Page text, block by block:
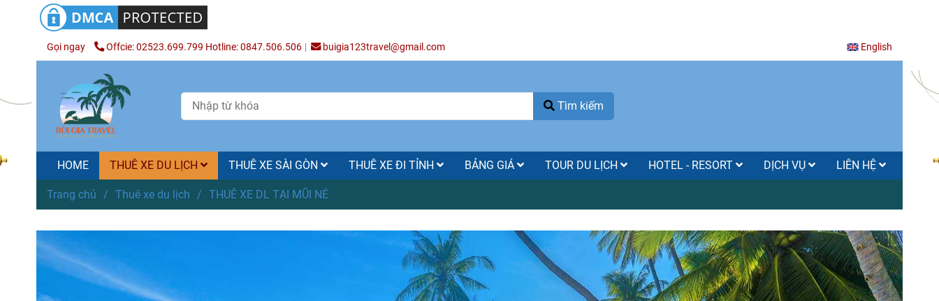
Gọi ngay Offcie: 02523.699.799 Hotline: 0847.506.506 buigia123travel@gmail.com English
Tìm kiếm
HOME THUÊ XE DU LỊCH THUÊ XE SÀI GÒN THUÊ XE ĐI TỈNH BẢNG GIÁ TOUR DU LỊCH HOTEL - RESORT DỊCH VỤ LIÊN HỆ
Trang chủ / Thuê xe du lịch / THUÊ XE DL TẠI MŨI NÉ